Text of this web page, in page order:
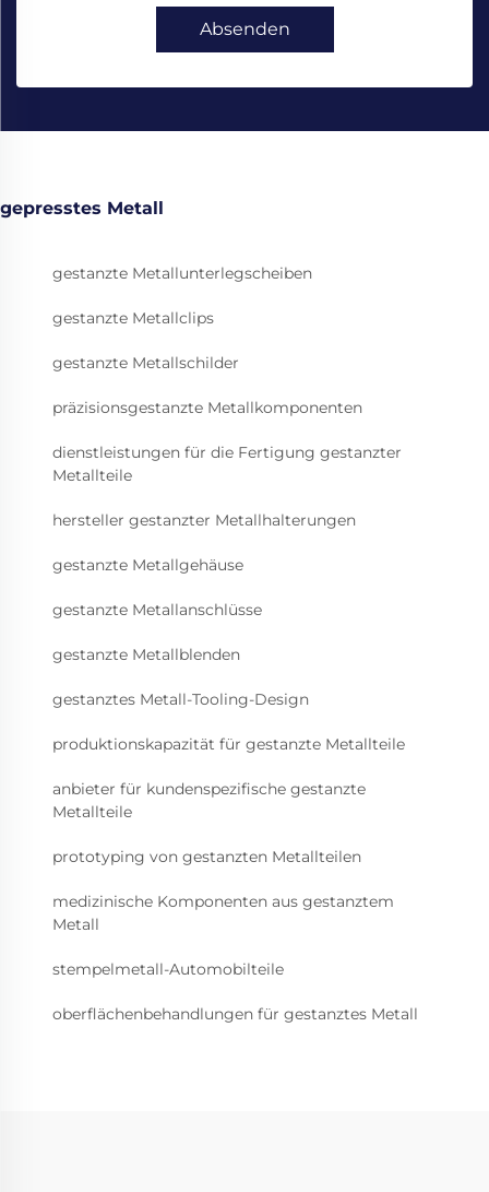
Absenden
gepresstes Metall
gestanzte Metallunterlegscheiben
gestanzte Metallclips
gestanzte Metallschilder
präzisionsgestanzte Metallkomponenten
dienstleistungen für die Fertigung gestanzter
Metallteile
hersteller gestanzter Metallhalterungen
gestanzte Metallgehäuse
gestanzte Metallanschlüsse
gestanzte Metallblenden
gestanztes Metall-Tooling-Design
produktionskapazität für gestanzte Metallteile
anbieter für kundenspezifische gestanzte
Metallteile
prototyping von gestanzten Metallteilen
medizinische Komponenten aus gestanztem
Metall
stempelmetall-Automobilteile
oberflächenbehandlungen für gestanztes Metall